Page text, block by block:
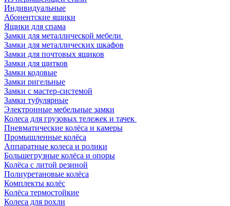
Индивидуальные
Абонентские ящики
Ящики для спама
Замки для металлической мебели
Замки для металлических шкафов
Замки для почтовых ящиков
Замки для щитков
Замки кодовые
Замки ригельные
Замки с мастер-системой
Замки тубулярные
Электронные мебельные замки
Колеса для грузовых тележек и тачек
Пневматические колёса и камеры
Промышленные колёса
Аппаратные колеса и ролики
Большегрузные колёса и опоры
Колёса с литой резиной
Полиуретановые колёса
Комплекты колёс
Колёса термостойкие
Колеса для рохли